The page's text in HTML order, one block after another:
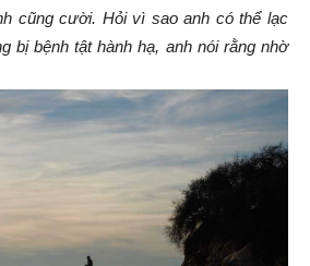
cũng cười. Hỏi vì sao anh có thể lạc
bị bệnh tật hành hạ, anh nói rằng nhờ